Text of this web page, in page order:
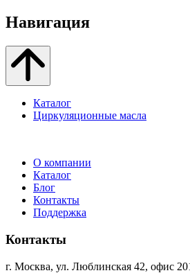
Навигация
Каталог
Циркуляционные масла
О компании
Каталог
Блог
Контакты
Поддержка
Контакты
г. Москва, ул. Люблинская 42, офис